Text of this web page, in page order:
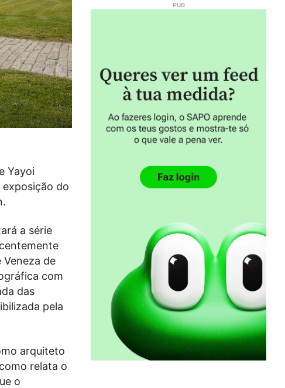
Yayoi
exposição do
a série
Veneza de
com
das
pela
arquiteto
relata o
o